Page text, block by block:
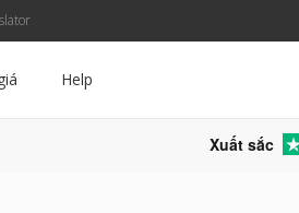
Help
Xuất sắc